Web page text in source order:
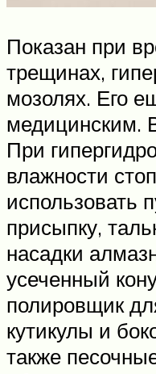
Показан при
трещинах,
мозолях. Его
медицинским.
При
влажности
использовать
присыпку,
насадки
усеченный
полировщик
кутикулы и
также